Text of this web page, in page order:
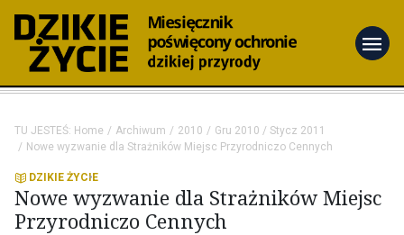
menu
TU JESTEŚ: Home Archiwum 2010
Gru 2010 / Stycz 2011
Nowe wyzwanie dla Strażników Miejsc Przyrodniczo Cennych
DZIKIE ŻYCIE
Nowe wyzwanie dla Strażników Miejsc
Przyrodniczo Cennych